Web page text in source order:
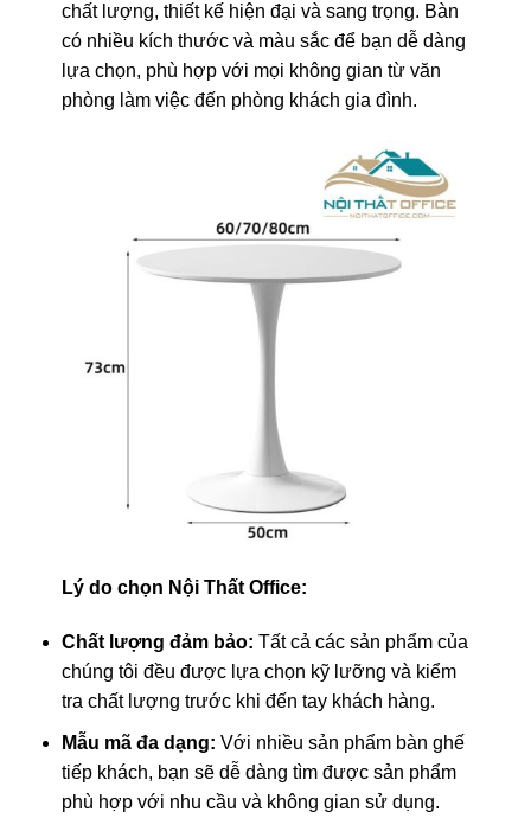
chất lượng, thiết kế hiện đại và sang trọng. Bàn
có nhiều kích thước và màu sắc để bạn dễ dàng
lựa chọn, phù hợp với mọi không gian từ văn
phòng làm việc đến phòng khách gia đình.
Lý do chọn Nội Thất Office:
Chất lượng đảm bảo: Tất cả các sản phẩm của
chúng tôi đều được lựa chọn kỹ lưỡng và kiểm
tra chất lượng trước khi đến tay khách hàng.
Mẫu mã đa dạng: Với nhiều sản phẩm bàn ghế
tiếp khách, bạn sẽ dễ dàng tìm được sản phẩm
phù hợp với nhu cầu và không gian sử dụng.